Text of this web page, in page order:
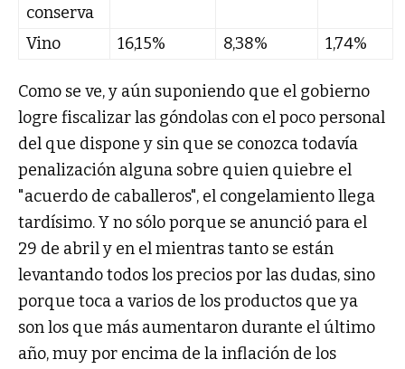
conserva
Vino 16,15% 8,38% 1,74%
Como se ve, y aún suponiendo que el gobierno
logre fiscalizar las góndolas con el poco personal
del que dispone y sin que se conozca todavía
penalización alguna sobre quien quiebre el
"acuerdo de caballeros", el congelamiento llega
tardísimo. Y no sólo porque se anunció para el
29 de abril y en el mientras tanto se están
levantando todos los precios por las dudas, sino
porque toca a varios de los productos que ya
son los que más aumentaron durante el último
año, muy por encima de la inflación de los